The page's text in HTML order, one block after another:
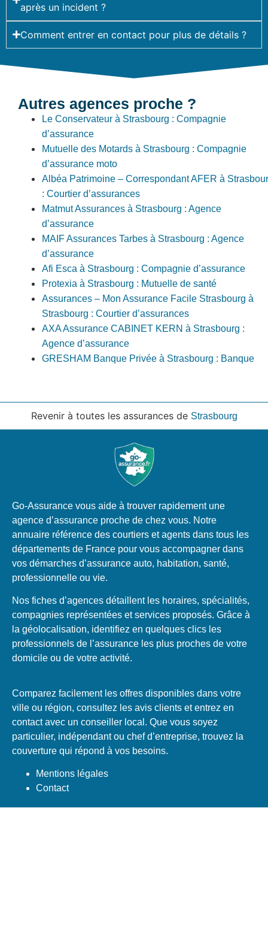
après un incident ?
Comment entrer en contact pour plus de détails ?
Autres agences proche ?
Le Conservateur à Strasbourg : Compagnie
d’assurance
Mutuelle des Motards à Strasbourg : Compagnie
d’assurance moto
Albéa Patrimoine – Correspondant AFER à
: Courtier d’assurances
Matmut Assurances à Strasbourg : Agence
d’assurance
MAIF Assurances Tarbes à Strasbourg : Agence
d’assurance
Afi Esca à Strasbourg : Compagnie d’assurance
Protexia à Strasbourg : Mutuelle de santé
Assurances – Mon Assurance Facile Strasbourg à
Strasbourg : Courtier d’assurances
AXA Assurance CABINET KERN à Strasbourg :
Agence d’assurance
GRESHAM Banque Privée à Strasbourg : Banque
Revenir à toutes les assurances de Strasbourg
Go-Assurance vous aide à trouver rapidement une
agence d’assurance proche de chez vous. Notre
annuaire référence des courtiers et agents dans tous les
départements de France pour vous accompagner dans
vos démarches d’assurance auto, habitation, santé,
professionnelle ou vie.
Nos fiches d’agences détaillent les horaires, spécialités,
compagnies représentées et services proposés. Grâce à
la géolocalisation, identifiez en quelques clics les
professionnels de l’assurance les plus proches de votre
domicile ou de votre activité.
Comparez facilement les offres disponibles dans votre
ville ou région, consultez les avis clients et entrez en
contact avec un conseiller local. Que vous soyez
particulier, indépendant ou chef d’entreprise, trouvez la
couverture qui répond à vos besoins.
Mentions légales
Contact